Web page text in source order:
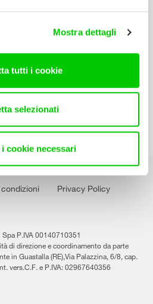
Mostra dettagli
tutti i cookie
selezionati
cookie necessari
Privacy Policy
P.IVA 00140710351
di direzione e coordinamento da parte
in Guastalla (RE),Via Palazzina, 6/8, cap.
vers.C.F. e P.IVA: 02967640356